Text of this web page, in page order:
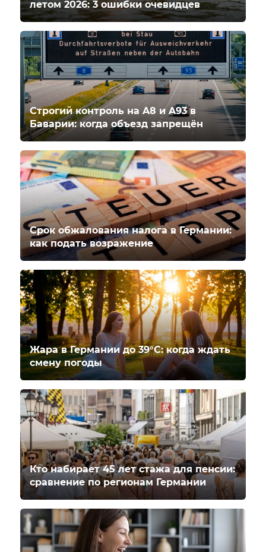
летом 2026: 3 ошибки очевидцев
Строгий контроль на A8 и A93 в
Баварии: когда объезд запрещён
Срок обжалования налога в Германии:
как подать возражение
Жара в Германии до 39°C: когда ждать
смену погоды
Кто набирает 45 лет стажа для пенсии:
сравнение по регионам Германии